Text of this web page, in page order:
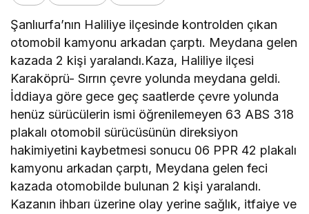
Şanlıurfa’nın Haliliye ilçesinde kontrolden çıkan
otomobil kamyonu arkadan çarptı. Meydana gelen
kazada 2 kişi yaralandı.Kaza, Haliliye ilçesi
Karaköprü- Sırrın çevre yolunda meydana geldi.
İddiaya göre gece geç saatlerde çevre yolunda
henüz sürücülerin ismi öğrenilemeyen 63 ABS 318
plakalı otomobil sürücüsünün direksiyon
hakimiyetini kaybetmesi sonucu 06 PPR 42 plakalı
kamyonu arkadan çarptı, Meydana gelen feci
kazada otomobilde bulunan 2 kişi yaralandı.
Kazanın ihbarı üzerine olay yerine sağlık, itfaiye ve